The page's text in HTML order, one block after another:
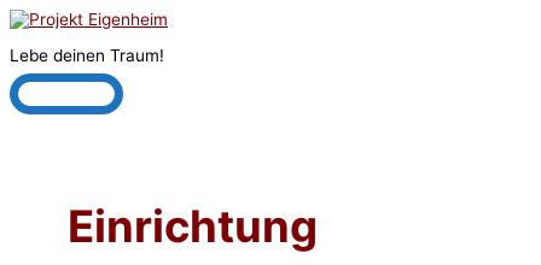
Zum
springen
Lebe deinen Traum!
Hauptmenü
Einrichtung